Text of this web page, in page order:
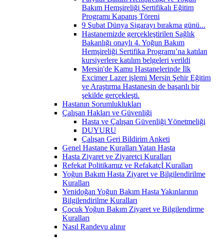
Bakım Hemşireliği Sertifikalı Eğitim
Programı Kapanış Töreni
9 Şubat Dünya Sigarayı bırakma günü...
Hastanemizde gerçekleştirilen Sağlık
Bakanlığı onaylı 4. Yoğun Bakım
Hemşireliği Sertifika Programı’na katılan
kursiyerlere katılım belgeleri verildi
Mersin'de Kamu Hastanelerinde İlk
Excimer Lazer işlemi Mersin Şehir Eğitim
ve Araştırma Hastanesin de başarılı bir
şekilde gerçekleşti.
Hastanın Sorumluklukları
Çalışan Hakları ve Güvenliği
Hasta ve Çalışan Güvenliği Yönetmeliği
DUYURU
Çalışan Geri Bildirim Anketi
Genel Hastane Kuralları Yatan Hasta
Hasta Ziyaret ve Ziyaretçi Kuralları
Refekat Politikamız ve Refakatçİ Kuralları
Yoğun Bakım Hasta Ziyaret ve Bilgilendirilme
Kuralları
Yenidoğan Yoğun Bakım Hasta Yakınlarının
Bilgilendirilme Kuralları
Çocuk Yoğun Bakım Ziyaret ve Bilgilendirme
Kuralları
Nasıl Randevu alınır